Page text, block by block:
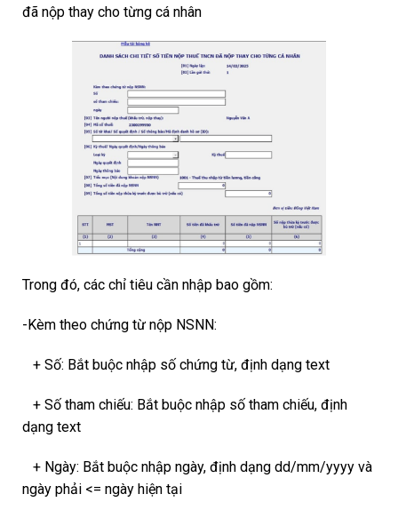
đã nộp thay cho từng cá nhân
Trong đó, các chỉ tiêu cần nhập bao gồm:
-Kèm theo chứng từ nộp NSNN:
+ Số: Bắt buộc nhập số chứng từ, định dạng text
+ Số tham chiếu: Bắt buộc nhập số tham chiếu, định
dạng text
+ Ngày: Bắt buộc nhập ngày, định dạng dd/mm/yyyy và
ngày phải <= ngày hiện tại